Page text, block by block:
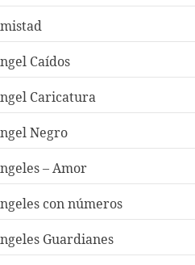
Caídos
Caricatura
Negro
– Amor
con números
Guardianes